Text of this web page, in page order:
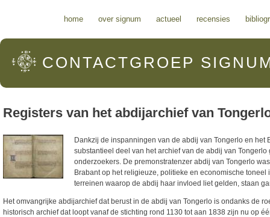
home over signum actueel recensies
CONTACTGROEP
Registers van het abdijarchief van
Dankzij de inspanningen van de abdij van Tongerlo en het
substantieel deel van het archief van de abdij van
onderzoekers. De premonstratenzer abdij van Tongerlo
Brabant op het religieuze, politieke en economische
terreinen waarop de abdij haar invloed liet gelden, staan
Het omvangrijke abdijarchief dat berust in de abdij van Tongerlo is ondanks de
historisch archief dat loopt vanaf de stichting rond 1130 tot aan 1838 zijn nu op